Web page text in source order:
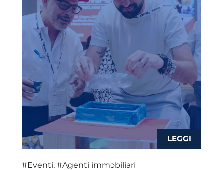
#Eventi, #Agenti immobiliari